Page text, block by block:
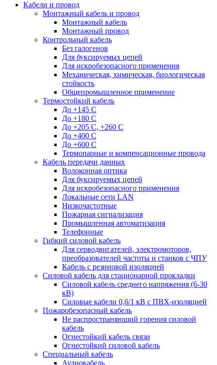
Кабели и провод
Монтажный кабель и провод
Монтажный кабель
Монтажный провод
Контрольный кабель
Без галогенов
Для буксируемых цепей
Для искробезопасного применения
Механическая, химическая, биологическая
стойкость
Общепромышленное применение
Термостойкий кабель
До +145 С
До +180 C
До +205 С, +260 С
До +400 C
До +600 С
Термопарные и компенсационные провода
Кабель передачи данных
Волоконная оптика
Для буксируемых цепей
Для искробезопасного применения
Локальные сети LAN
Низкочастотные
Пожарная сигнализация
Промышленная автоматизация
Телефонные
Гибкий силовой кабель
Для серводвигателей, электромоторов,
преобразователей частоты и станков с ЧПУ
Кабель с резиновой изоляцией
Силовой кабель для стационарной прокладки
Силовой кабель среднего напряжения (6-30
кВ)
Силовые кабели 0,6/1 кВ с ПВХ-изоляцией
Пожаробезопасный кабель
Не распространяющий горения силовой
кабель
Огнестойкий кабель связи
Огнестойкий силовой кабель
Специальный кабель
Аудиокабель